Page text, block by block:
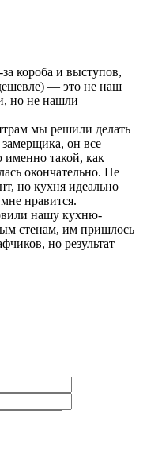
короба и выступов,
— это не наш
но не нашли
мы решили делать
он все
именно такой, как
окончательно. Не
но кухня идеально
нравится.
нашу кухню-
стенам, им пришлось
но результат